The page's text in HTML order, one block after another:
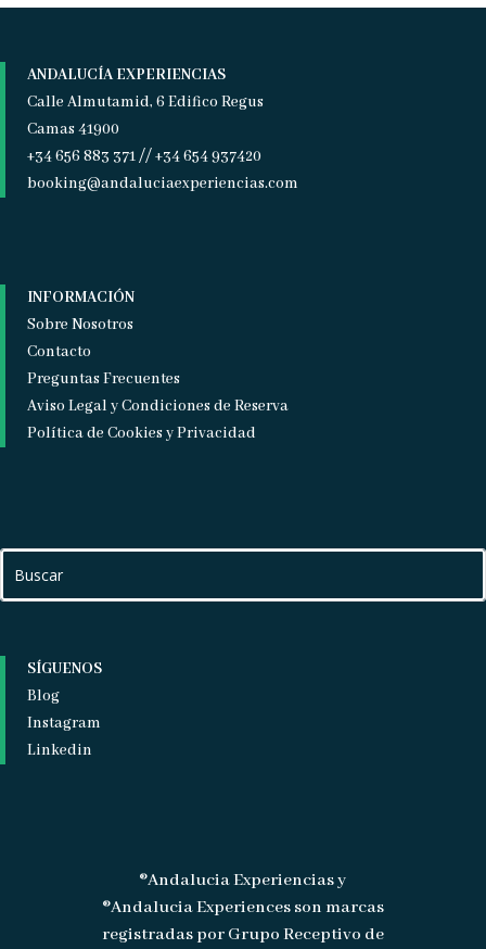
ANDALUCÍA EXPERIENCIAS
Calle Almutamid, 6 Edifico Regus
Camas 41900
+34 656 883 371 // +34 654 937420
booking@andaluciaexperiencias.com
INFORMACIÓN
Sobre Nosotros
Contacto
Preguntas Frecuentes
Aviso Legal y Condiciones de Reserva
Política de Cookies y Privacidad
SÍGUENOS
Blog
Instagram
Linkedin
®Andalucia Experiencias y
®Andalucia Experiences son marcas
registradas por Grupo Receptivo de